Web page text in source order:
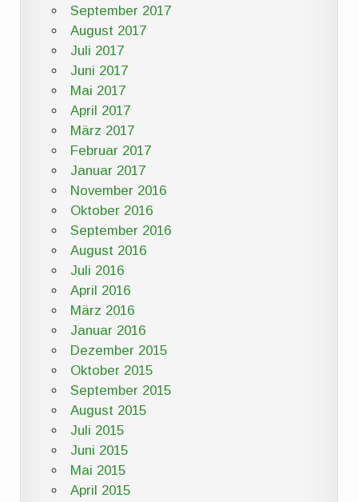
September 2017
August 2017
Juli 2017
Juni 2017
Mai 2017
April 2017
März 2017
Februar 2017
Januar 2017
November 2016
Oktober 2016
September 2016
August 2016
Juli 2016
April 2016
März 2016
Januar 2016
Dezember 2015
Oktober 2015
September 2015
August 2015
Juli 2015
Juni 2015
Mai 2015
April 2015